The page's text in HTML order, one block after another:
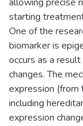
starting
One of the
biomarker is
occurs as a
changes. The
expression (from
including
expression